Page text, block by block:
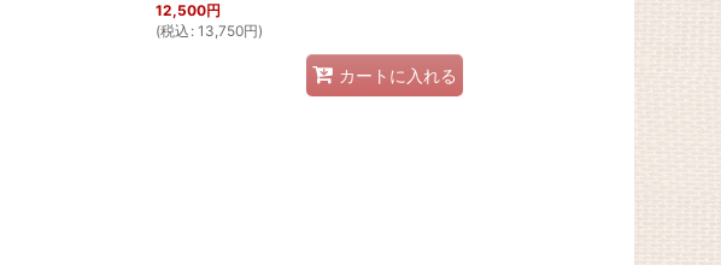
12,500円
(税込 : 13,750円)
カートに入れる